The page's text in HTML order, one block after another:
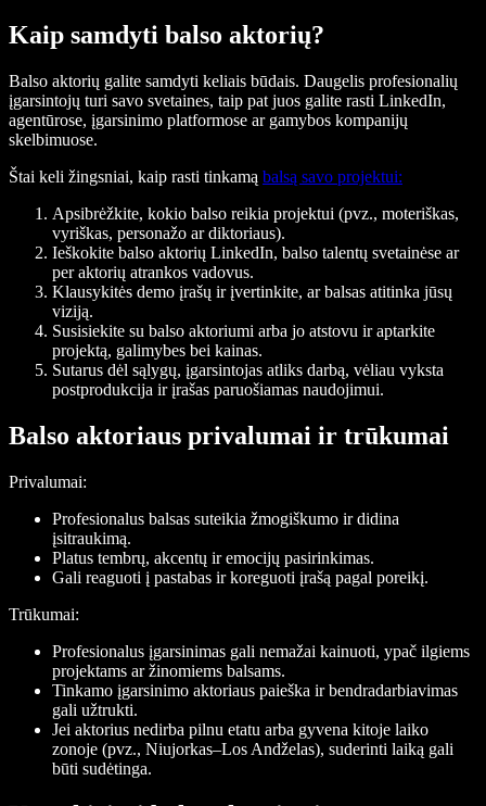
Kaip samdyti balso aktorių?
Balso aktorių galite samdyti keliais būdais. Daugelis profesionalių
įgarsintojų turi savo svetaines, taip pat juos galite rasti LinkedIn,
agentūrose, įgarsinimo platformose ar gamybos kompanijų
skelbimuose.
Štai keli žingsniai, kaip rasti tinkamą balsą savo projektui:
Apsibrėžkite, kokio balso reikia projektui (pvz., moteriškas,
vyriškas, personažo ar diktoriaus).
Ieškokite balso aktorių LinkedIn, balso talentų svetainėse ar
per aktorių atrankos vadovus.
Klausykitės demo įrašų ir įvertinkite, ar balsas atitinka jūsų
viziją.
Susisiekite su balso aktoriumi arba jo atstovu ir aptarkite
projektą, galimybes bei kainas.
Sutarus dėl sąlygų, įgarsintojas atliks darbą, vėliau vyksta
postprodukcija ir įrašas paruošiamas naudojimui.
Balso aktoriaus privalumai ir trūkumai
Privalumai:
Profesionalus balsas suteikia žmogiškumo ir didina
įsitraukimą.
Platus tembrų, akcentų ir emocijų pasirinkimas.
Gali reaguoti į pastabas ir koreguoti įrašą pagal poreikį.
Trūkumai:
Profesionalus įgarsinimas gali nemažai kainuoti, ypač ilgiems
projektams ar žinomiems balsams.
Tinkamo įgarsinimo aktoriaus paieška ir bendradarbiavimas
gali užtrukti.
Jei aktorius nedirba pilnu etatu arba gyvena kitoje laiko
zonoje (pvz., Niujorkas–Los Andželas), suderinti laiką gali
būti sudėtinga.